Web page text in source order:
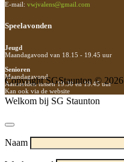
E-mail: vwjvalens@gmail.com
Speelavonden
Jeugd
Maandagavond van 18.15 - 19.45 uur
Senioren
Maandagavond
Aanmelden tussen 19.30 en 19.45 uur
Kan ook via de website
Copyright SGStaunton © 2026
Welkom bij SG Staunton
Naam